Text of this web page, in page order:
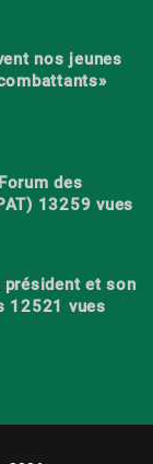
nos jeunes
des
13259 vues
président et son
12521 vues